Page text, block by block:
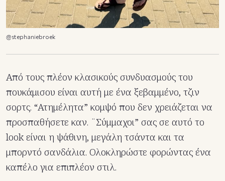
@stephaniebroek
Από τους πλέον κλασικούς συνδυασμούς του
πουκάμισου είναι αυτή με ένα ξεβαμμένο, τζιν
σορτς. “Ατημέλητα” κομψό που δεν χρειάζεται να
προσπαθήσετε καν. ¨Σύμμαχοι” σας σε αυτό το
look είναι η ψάθινη, μεγάλη τσάντα και τα
μπορντό σανδάλια. Ολοκληρώστε φορώντας ένα
καπέλο για επιπλέον στιλ.